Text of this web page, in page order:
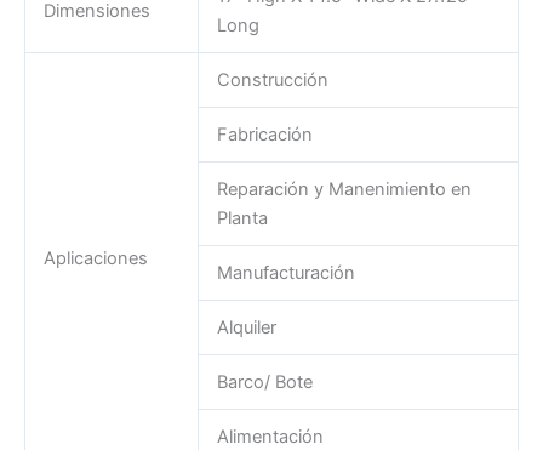
Dimensiones
Long
Aplicaciones
Construcción
Fabricación
Reparación y Manenimiento en
Planta
Manufacturación
Alquiler
Barco/ Bote
Alimentación